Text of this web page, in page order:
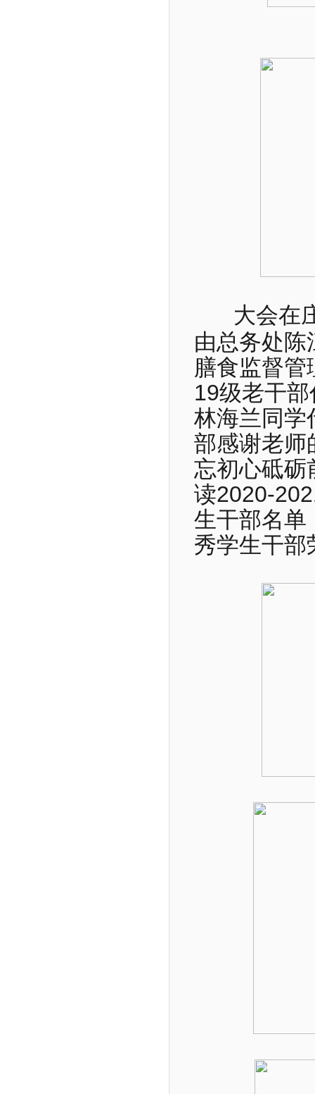
大会在
由总务处陈
膳食监督
19级老干
林海兰同学
部感谢老师
忘初心砥砺
读2020-
生干部名单
秀学生干部